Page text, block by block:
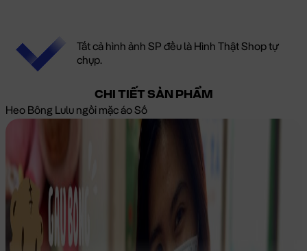
Tất cả hình ảnh SP đều là Hình Thật Shop tự
chụp.
CHI TIẾT SẢN PHẨM
Heo Bông Lulu ngồi mặc áo Số